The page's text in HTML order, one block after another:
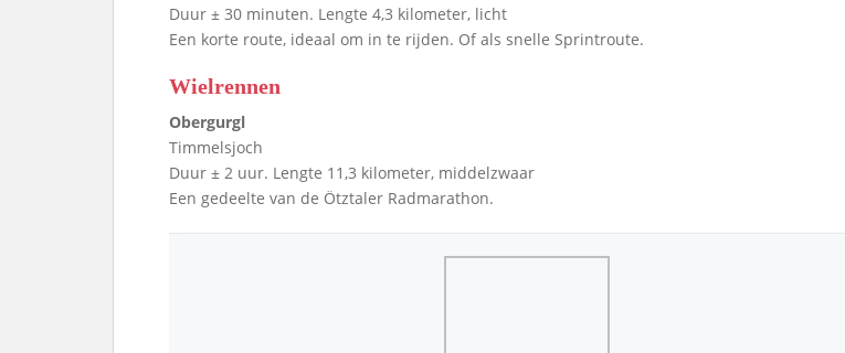
Duur ± 30 minuten. Lengte 4,3 kilometer, licht
Een korte route, ideaal om in te rijden. Of als snelle Sprintroute.
Wielrennen
Obergurgl
Timmelsjoch
Duur ± 2 uur. Lengte 11,3 kilometer, middelzwaar
Een gedeelte van de Ötztaler Radmarathon.